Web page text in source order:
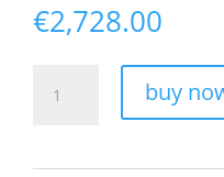
€2,728.00
buy